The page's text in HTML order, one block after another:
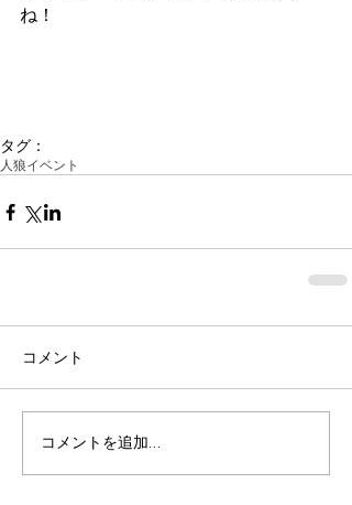
ね！
タグ：
人狼イベント
コメント
コメントを追加…